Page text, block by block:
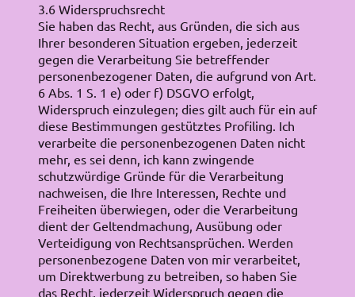
3.6 Widerspruchsrecht
Sie haben das Recht, aus Gründen, die sich aus
Ihrer besonderen Situation ergeben, jederzeit
gegen die Verarbeitung Sie betreffender
personenbezogener Daten, die aufgrund von Art.
6 Abs. 1 S. 1 e) oder f) DSGVO erfolgt,
Widerspruch einzulegen; dies gilt auch für ein auf
diese Bestimmungen gestütztes Profiling. Ich
verarbeite die personenbezogenen Daten nicht
mehr, es sei denn, ich kann zwingende
schutzwürdige Gründe für die Verarbeitung
nachweisen, die Ihre Interessen, Rechte und
Freiheiten überwiegen, oder die Verarbeitung
dient der Geltendmachung, Ausübung oder
Verteidigung von Rechtsansprüchen. Werden
personenbezogene Daten von mir verarbeitet,
um Direktwerbung zu betreiben, so haben Sie
das Recht, jederzeit Widerspruch gegen die